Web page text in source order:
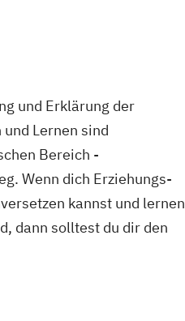
und Erklärung der
Lernen sind
Bereich -
Wenn dich Erziehungs-
kannst und lernen
dann solltest du dir den